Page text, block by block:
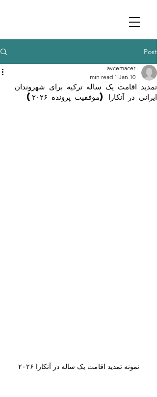
Post
تمدید اقامت یک ساله ترکیه برای شهروندان
ایرانی در آنکارا (موفقیت پرونده ۲۰۲۶)
avcemacer
Jan 10
1 min read
نمونه تمدید اقامت یک ساله در آنکارا ۲۰۲۶